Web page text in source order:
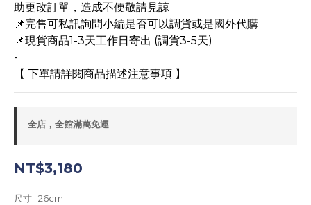
助更改訂單，造成不便敬請見諒
📌完售可私訊詢問小編是否可以調貨或是國外代購
📌現貨商品1-3天工作日寄出 (調貨3-5天)
-
【 下單請詳閱商品描述注意事項 】
全店，全館滿萬免運
NT$3,180
尺寸 : 26cm